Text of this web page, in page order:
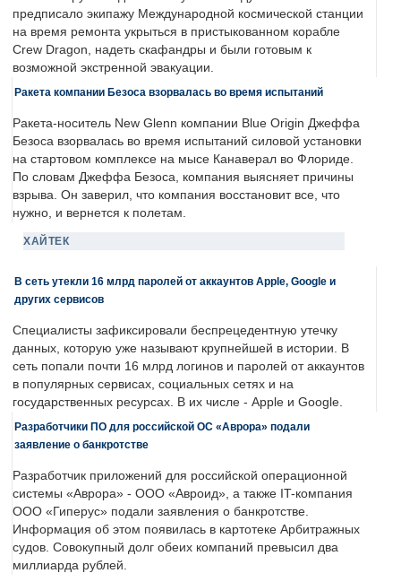
предписало экипажу Международной космической станции
на время ремонта укрыться в пристыкованном корабле
Crew Dragon, надеть скафандры и были готовым к
возможной экстренной эвакуации.
Ракета компании Безоса взорвалась во время испытаний
Ракета-носитель New Glenn компании Blue Origin Джеффа
Безоса взорвалась во время испытаний силовой установки
на стартовом комплексе на мысе Канаверал во Флориде.
По словам Джеффа Безоса, компания выясняет причины
взрыва. Он заверил, что компания восстановит все, что
нужно, и вернется к полетам.
ХАЙТЕК
В сеть утекли 16 млрд паролей от аккаунтов Apple, Google и
других сервисов
Специалисты зафиксировали беспрецедентную утечку
данных, которую уже называют крупнейшей в истории. В
сеть попали почти 16 млрд логинов и паролей от аккаунтов
в популярных сервисах, социальных сетях и на
государственных ресурсах. В их числе - Apple и Google.
Разработчики ПО для российской ОС «Аврора» подали
заявление о банкротстве
Разработчик приложений для российской операционной
системы «Аврора» - ООО «Авроид», а также IT-компания
ООО «Гиперус» подали заявления о банкротстве.
Информация об этом появилась в картотеке Арбитражных
судов. Совокупный долг обеих компаний превысил два
миллиарда рублей.